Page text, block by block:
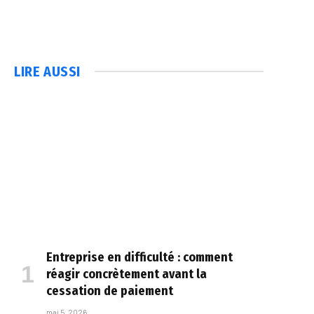
LIRE AUSSI
Entreprise en difficulté : comment
réagir concrètement avant la
cessation de paiement
mai 5, 2026